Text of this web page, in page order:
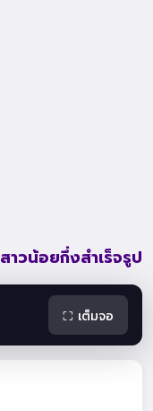
สาวน้อยกึ่งสำเร็จรูป
⛶ เต็มจอ